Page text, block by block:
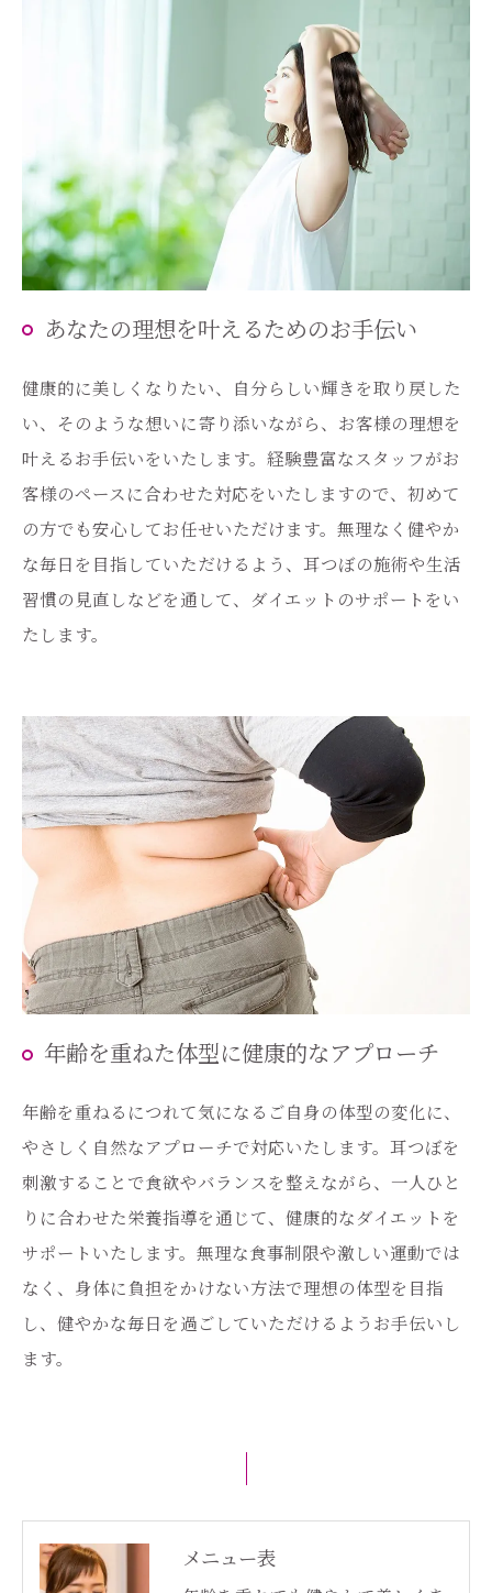
あなたの理想を叶えるためのお手伝い
健康的に美しくなりたい、自分らしい輝きを取り戻した
い、そのような想いに寄り添いながら、お客様の理想を
叶えるお手伝いをいたします。経験豊富なスタッフがお
客様のペースに合わせた対応をいたしますので、初めて
の方でも安心してお任せいただけます。無理なく健やか
な毎日を目指していただけるよう、耳つぼの施術や生活
習慣の見直しなどを通して、ダイエットのサポートをい
たします。
年齢を重ねた体型に健康的なアプローチ
年齢を重ねるにつれて気になるご自身の体型の変化に、
やさしく自然なアプローチで対応いたします。耳つぼを
刺激することで食欲やバランスを整えながら、一人ひと
りに合わせた栄養指導を通じて、健康的なダイエットを
サポートいたします。無理な食事制限や激しい運動では
なく、身体に負担をかけない方法で理想の体型を目指
し、健やかな毎日を過ごしていただけるようお手伝いし
ます。
メニュー表
ご予約はこちら